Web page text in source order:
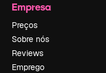
Empresa
Preços
Sobre nós
Reviews
Emprego